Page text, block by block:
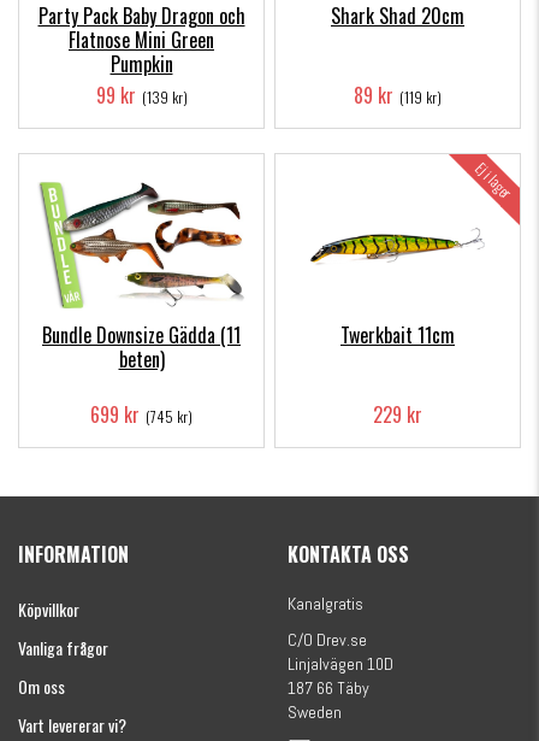
Party Pack Baby Dragon och
Flatnose Mini Green
Pumpkin
99 kr (139 kr)
Shark Shad 20cm
89 kr (119 kr)
Bundle Downsize Gädda (11
beten)
699 kr (745 kr)
Twerkbait 11cm
Ej i lager
229 kr
INFORMATION
Köpvillkor
Vanliga frågor
Om oss
Vart levererar vi?
KONTAKTA OSS
Kanalgratis
C/O Drev.se
Linjalvägen 10D
187 66 Täby
Sweden